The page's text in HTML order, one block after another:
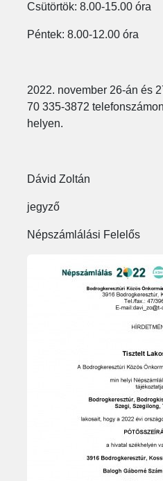
Csütörtök: 8.00-15.00 óra
Péntek: 8.00-12.00 óra
2022. november 26-án és
70 335-3872
helyen.
Dávid Zoltán
jegyző
Népszámlálási Felelős